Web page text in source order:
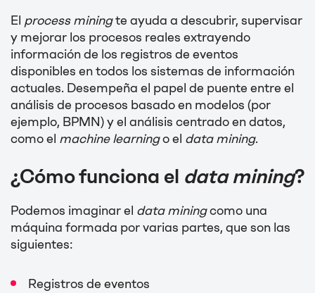
El process miningte ayuda a descubrir, supervisar
y mejorar los procesos reales extrayendo
información de los registros de eventos
disponibles en todos los sistemas de información
actuales. Desempeña el papel de puente entre el
análisis de procesos basado en modelos (por
ejemplo, BPMN) y el análisis centrado en datos,
como el machine learningo el data mining.
¿Cómo funciona el data mining?
Podemos imaginar el data miningcomo una
máquina formada por varias partes, que son las
siguientes:
Registros de eventos